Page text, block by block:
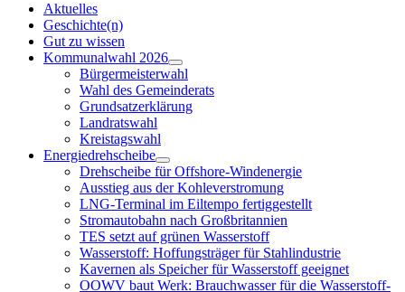
Aktuelles
Geschichte(n)
Gut zu wissen
Kommunalwahl 2026
Menü
öffnen
Bürgermeisterwahl
Wahl des Gemeinderats
Grundsatzerklärung
Landratswahl
Kreistagswahl
Energiedrehscheibe
Menü
öffnen
Drehscheibe für Offshore-Windenergie
Ausstieg aus der Kohleverstromung
LNG-Terminal im Eiltempo fertiggestellt
Stromautobahn nach Großbritannien
TES setzt auf grünen Wasserstoff
Wasserstoff: Hoffungsträger für Stahlindustrie
Kavernen als Speicher für Wasserstoff geeignet
OOWV baut Werk: Brauchwasser für die Wasserstoff-